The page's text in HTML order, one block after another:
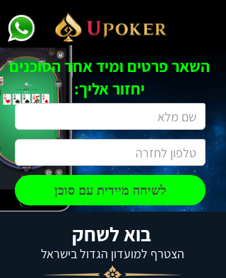
הצטרף למועדון הגדול בישראל
בוא לשחק
השאר פרטים ומיד אחד הסוכנים
יחזור אליך:
Email
לשיחה מיידית עם סוכן